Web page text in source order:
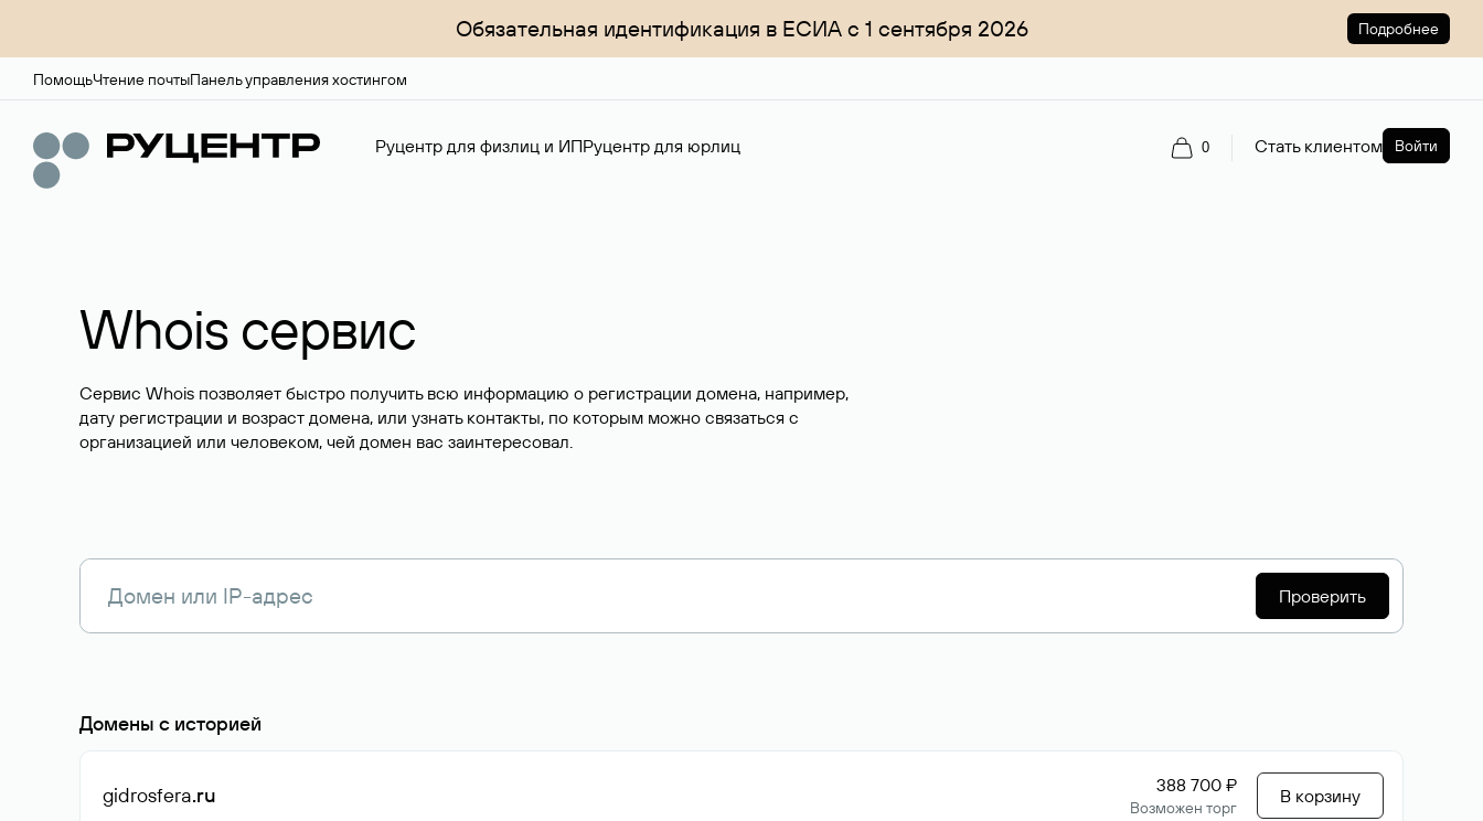
Обязательная идентификация в ЕСИА с 1 сентября 2026 Подробнее
ПомощьЧтение почтыПанель управления хостингом
Руцентр для физлиц и ИПРуцентр для юрлиц 0 Стать клиентом Войти
Whois сервис
Сервис Whois позволяет быстро получить всю информацию о регистрации домена, например,
дату регистрации и возраст домена, или узнать контакты, по которым можно связаться с
организацией или человеком, чей домен вас заинтересовал.
Проверить
Домены с историей
gidrosfera.ru 388 700 ₽
Возможен торг
В корзину